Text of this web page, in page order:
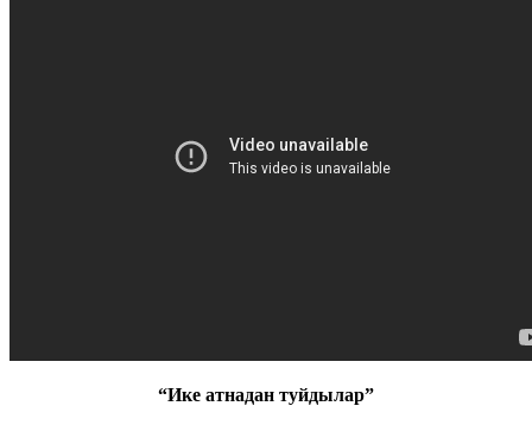
“Ике атнадан туйдылар”